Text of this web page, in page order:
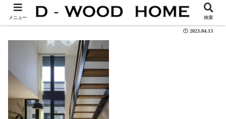
valo_02
2023.04.13
メニュー 検索